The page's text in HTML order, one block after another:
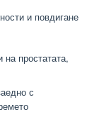
и повдигане
на простатата,
с